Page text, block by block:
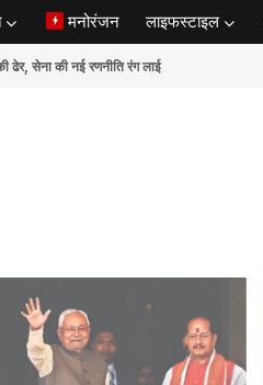
मनोरंजन लाइफस्टाइल
की नई रणनीति रंग लाई